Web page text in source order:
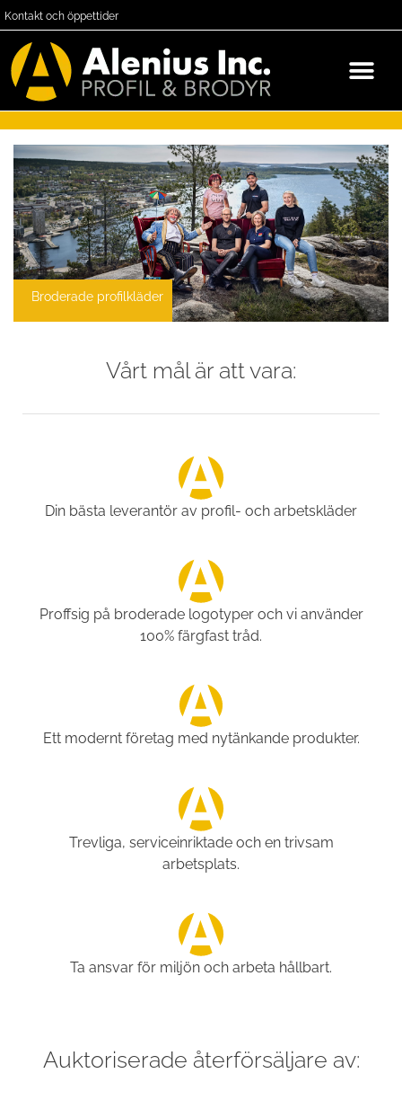
Kontakt och öppettider
Broderade profilkläder
Vårt mål är att vara:
Din bästa leverantör av profil- och arbetskläder
Proffsig på broderade logotyper och vi använder
100% färgfast tråd.
Ett modernt företag med nytänkande produkter.
Trevliga, serviceinriktade och en trivsam
arbetsplats.
Ta ansvar för miljön och arbeta hållbart.
Auktoriserade återförsäljare av: